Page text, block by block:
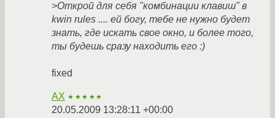
>Открой для себя "комбинации клавиш" в
kwin rules .... ей богу, тебе не нужно будет
знать, где искать свое окно, и более того,
ты будешь сразу находить его :)
fixed
AX ★★★★★
20.05.2009 13:28:11 +00:00